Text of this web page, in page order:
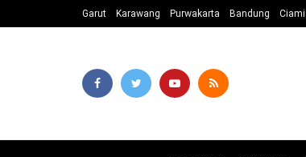
Garut Karawang Purwakarta Bandung